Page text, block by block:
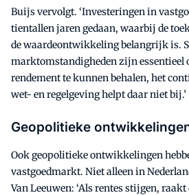
Buijs vervolgt. ‘Investeringen in
tientallen jaren gedaan, waarbij de
de waardeontwikkeling belangrijk is.
marktomstandigheden zijn essentieel
rendement te kunnen behalen, het
wet- en regelgeving helpt daar niet bij.’
Geopolitieke
Ook geopolitieke ontwikkelingen
vastgoedmarkt. Niet alleen in
Van Leeuwen: ‘Als rentes stijgen,